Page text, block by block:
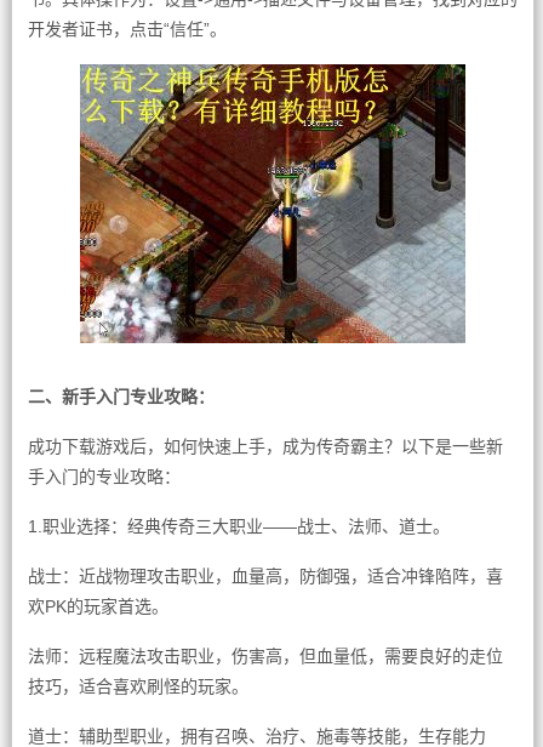
开发者证书，点击“信任”。
二、新手入门专业攻略：
成功下载游戏后，如何快速上手，成为传奇霸主？以下是一些新
手入门的专业攻略：
1.职业选择：经典传奇三大职业——战士、法师、道士。
战士：近战物理攻击职业，血量高，防御强，适合冲锋陷阵，喜
欢PK的玩家首选。
法师：远程魔法攻击职业，伤害高，但血量低，需要良好的走位
技巧，适合喜欢刷怪的玩家。
道士：辅助型职业，拥有召唤、治疗、施毒等技能，生存能力